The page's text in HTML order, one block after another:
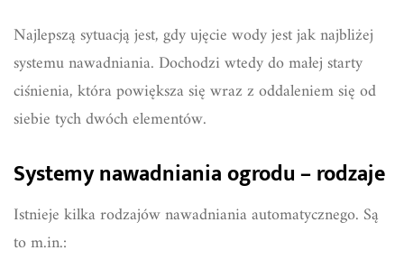
Najlepszą sytuacją jest, gdy ujęcie wody jest jak najbliżej
systemu nawadniania. Dochodzi wtedy do małej starty
ciśnienia, która powiększa się wraz z oddaleniem się od
siebie tych dwóch elementów.
Systemy nawadniania ogrodu – rodzaje
Istnieje kilka rodzajów nawadniania automatycznego. Są
to m.in.: